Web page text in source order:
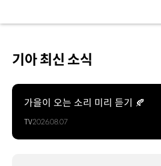
기아 최신 소식
가을이 오는 소리 미리 듣기 🍂
TV2026.08.07